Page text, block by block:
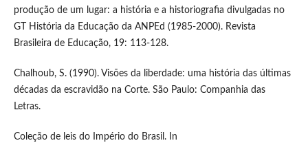
produção de um lugar: a história e a historiografia divulgadas no
GT História da Educação da ANPEd (1985-2000). Revista
Brasileira de Educação, 19: 113-128.
Chalhoub, S. (1990). Visões da liberdade: uma história das últimas
décadas da escravidão na Corte. São Paulo: Companhia das
Letras.
Coleção de leis do Império do Brasil. In